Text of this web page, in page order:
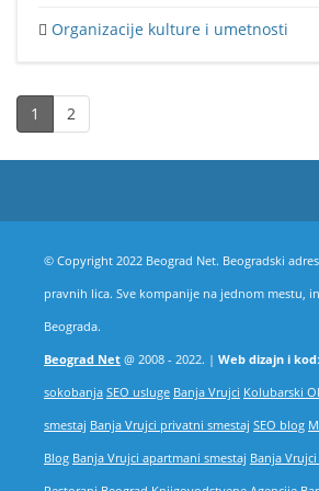
Organizacije kulture i umetnosti
1 2
© Copyright 2022 Beograd Net. Beogradski
pravnih lica. Sve kompanije na jednom mestu,
Beograda.
Beograd Net @ 2008 - 2022. | Web dizajn i kod:
sokobanja SEO usluge Banja Vrujci Kolubarski
smestaj Banja Vrujci privatni smestaj SEO blog
Blog Banja Vrujci apartmani smestaj Banja